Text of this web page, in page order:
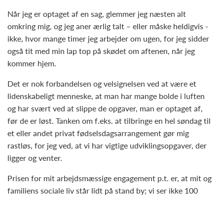
Når jeg er optaget af en sag, glemmer jeg næsten alt
omkring mig, og jeg aner ærlig talt – eller måske heldigvis -
ikke, hvor mange timer jeg arbejder om ugen, for jeg sidder
også tit med min lap top på skødet om aftenen, når jeg
kommer hjem.
Det er nok forbandelsen og velsignelsen ved at være et
lidenskabeligt menneske, at man har mange bolde i luften
og har svært ved at slippe de opgaver, man er optaget af,
før de er løst. Tanken om f.eks. at tilbringe en hel søndag til
et eller andet privat fødselsdagsarrangement gør mig
rastløs, for jeg ved, at vi har vigtige udviklingsopgaver, der
ligger og venter.
Prisen for mit arbejdsmæssige engagement p.t. er, at mit og
familiens sociale liv står lidt på stand by; vi ser ikke 100